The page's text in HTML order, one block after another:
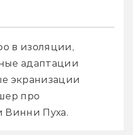
в изоляции,
адаптации
экранизации
про
Винни Пуха.